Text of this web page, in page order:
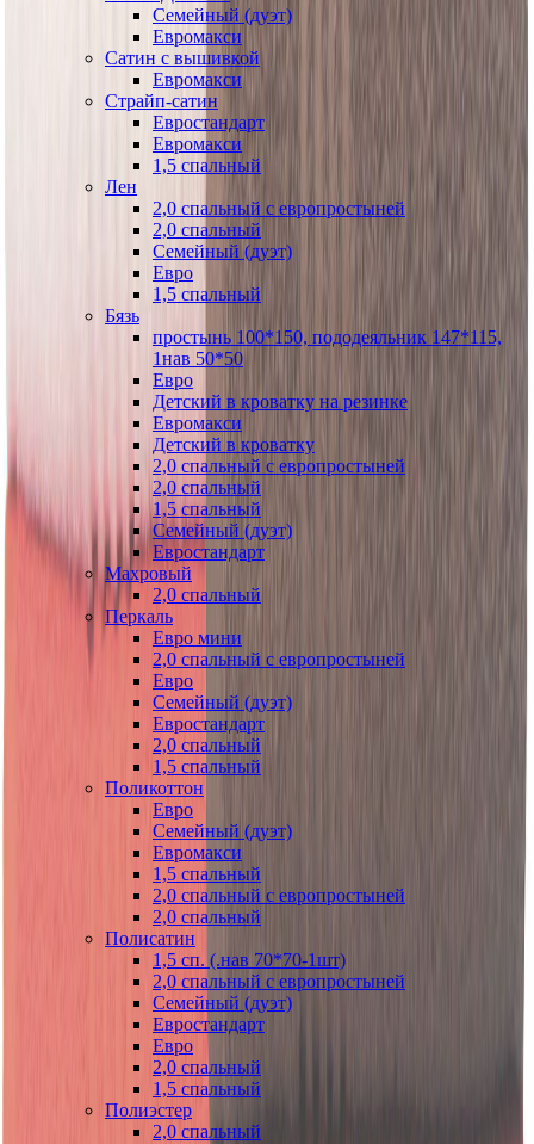
Семейный (дуэт)
Евромакси
Сатин с вышивкой
Евромакси
Страйп-сатин
Евростандарт
Евромакси
1,5 спальный
Лен
2,0 спальный с европростыней
2,0 спальный
Семейный (дуэт)
Евро
1,5 спальный
Бязь
простынь 100*150, пододеяльник 147*115,
1нав 50*50
Евро
Детский в кроватку на резинке
Евромакси
Детский в кроватку
2,0 спальный с европростыней
2,0 спальный
1,5 спальный
Семейный (дуэт)
Евростандарт
Махровый
2,0 спальный
Перкаль
Евро мини
2,0 спальный с европростыней
Евро
Семейный (дуэт)
Евростандарт
2,0 спальный
1,5 спальный
Поликоттон
Евро
Семейный (дуэт)
Евромакси
1,5 спальный
2,0 спальный с европростыней
2,0 спальный
Полисатин
1,5 сп. (.нав 70*70-1шт)
2,0 спальный с европростыней
Семейный (дуэт)
Евростандарт
Евро
2,0 спальный
1,5 спальный
Полиэстер
2,0 спальный